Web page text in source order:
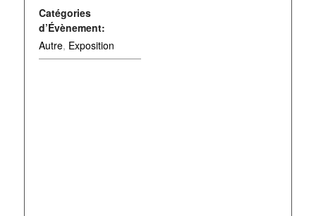
Catégories
d’Évènement:
Autre, Exposition